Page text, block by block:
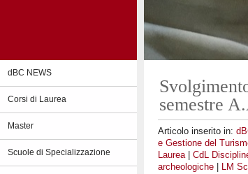
dBC NEWS
Corsi di Laurea
Master
Scuole di Specializzazione
semestre
Articolo inserito in:
e Gestione del
Laurea
CdL
archeologiche
LM